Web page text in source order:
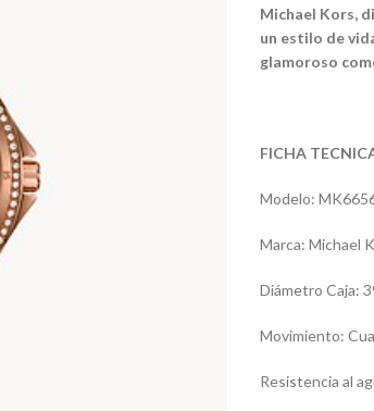
Michael Kors,
un estilo de
glamoroso
FICHA
Modelo:
Marca: Michael
Diámetro Caja:
Movimiento:
Resistencia al